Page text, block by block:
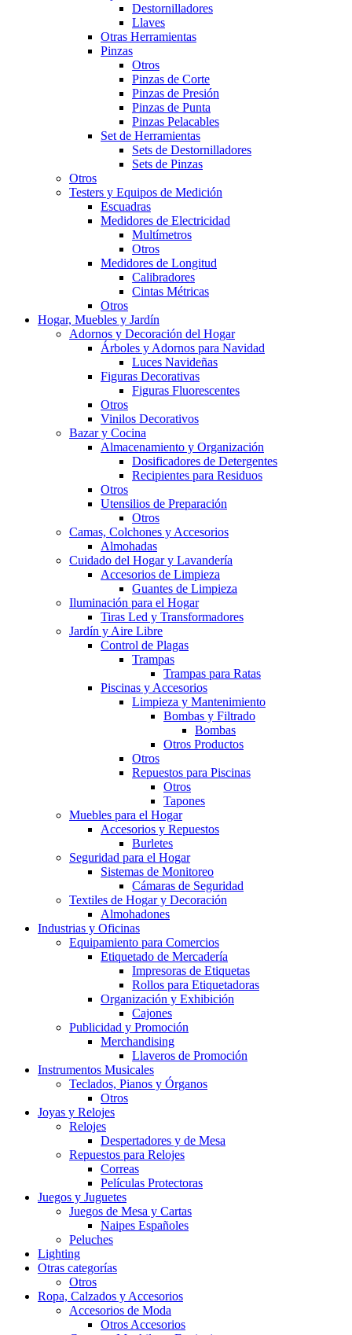
Destornilladores
Llaves
Otras Herramientas
Pinzas
Otros
Pinzas de Corte
Pinzas de Presión
Pinzas de Punta
Pinzas Pelacables
Set de Herramientas
Sets de Destornilladores
Sets de Pinzas
Otros
Testers y Equipos de Medición
Escuadras
Medidores de Electricidad
Multímetros
Otros
Medidores de Longitud
Calibradores
Cintas Métricas
Otros
Hogar, Muebles y Jardín
Adornos y Decoración del Hogar
Árboles y Adornos para Navidad
Luces Navideñas
Figuras Decorativas
Figuras Fluorescentes
Otros
Vinilos Decorativos
Bazar y Cocina
Almacenamiento y Organización
Dosificadores de Detergentes
Recipientes para Residuos
Otros
Utensilios de Preparación
Otros
Camas, Colchones y Accesorios
Almohadas
Cuidado del Hogar y Lavandería
Accesorios de Limpieza
Guantes de Limpieza
Iluminación para el Hogar
Tiras Led y Transformadores
Jardín y Aire Libre
Control de Plagas
Trampas
Trampas para Ratas
Piscinas y Accesorios
Limpieza y Mantenimiento
Bombas y Filtrado
Bombas
Otros Productos
Otros
Repuestos para Piscinas
Otros
Tapones
Muebles para el Hogar
Accesorios y Repuestos
Burletes
Seguridad para el Hogar
Sistemas de Monitoreo
Cámaras de Seguridad
Textiles de Hogar y Decoración
Almohadones
Industrias y Oficinas
Equipamiento para Comercios
Etiquetado de Mercadería
Impresoras de Etiquetas
Rollos para Etiquetadoras
Organización y Exhibición
Cajones
Publicidad y Promoción
Merchandising
Llaveros de Promoción
Instrumentos Musicales
Teclados, Pianos y Órganos
Otros
Joyas y Relojes
Relojes
Despertadores y de Mesa
Repuestos para Relojes
Correas
Películas Protectoras
Juegos y Juguetes
Juegos de Mesa y Cartas
Naipes Españoles
Peluches
Lighting
Otras categorías
Otros
Ropa, Calzados y Accesorios
Accesorios de Moda
Otros Accesorios